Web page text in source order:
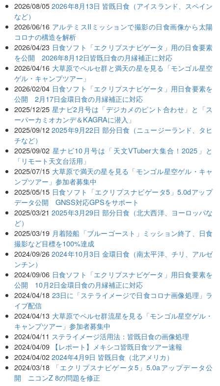
2026/08/05 2026年8月13日 皆既日食（アイスランド、スペイン
など）
2026/06/16 アルテミスIIミッションで撮影の日食画像から太陽
コロナの構造を解析
2026/04/23 日食ソフト「エクリプスナビゲータ」用の日食要素
を公開 2026年8月12日皆既日食の月縁補正に対応
2026/04/16 大草原でペルセ群と満天の星を見る「モンゴル星空
ゲル・キャンプツアー」
2026/02/04 日食ソフト「エクリプスナビゲータ」用日食要素を
公開 2月17日金環日食の月縁補正に対応
2025/12/25 星ナビ2月号は「デジカメのピント合わせ」と「ス
ーパーカミオカンデ＆KAGRAに潜入」
2025/09/12 2025年9月22日 部分日食（ニュージーランド、タヒ
チなど）
2025/09/02 星ナビ10月号は「天文VTuber大集合！2025」と
「リモート天文台活用」
2025/07/15 大草原で満天の星を見る「モンゴル星空ゲル・キャ
ンプツアー」参加者募集中
2025/05/15 日食ソフト「エクリプスナビゲータ5」5.0dアップ
データ公開 GNSS対応GPSをサポート
2025/03/21 2025年3月29日 部分日食（北大西洋、ヨーロッパな
ど）
2025/03/19 月着陸船「ブルーゴースト」ミッション終了、日食
撮影など目標を100%達成
2024/09/26 2024年10月3日 金環日食（南太平洋、チリ、アルゼ
ンチン）
2024/09/06 日食ソフト「エクリプスナビゲータ」用日食要素を
公開 10月2日金環日食の月縁補正に対応
2024/04/18 23日に「ステライメージで日食コロナ画像処理」ラ
イブ配信
2024/04/13 大草原でペルセ群流星を見る「モンゴル星空ゲル・
キャンプツアー」参加者募集中
2024/04/11 ステライメージ活用法：皆既日食の画像処理
2024/04/09 【レポート】メキシコ皆既日食ツアー速報
2024/04/02 2024年4月9日 皆既日食（北アメリカ）
2024/03/18
「エクリプスナビゲータ5」5.0aアップデータ公
開 ニコンZ 8の問題を修正